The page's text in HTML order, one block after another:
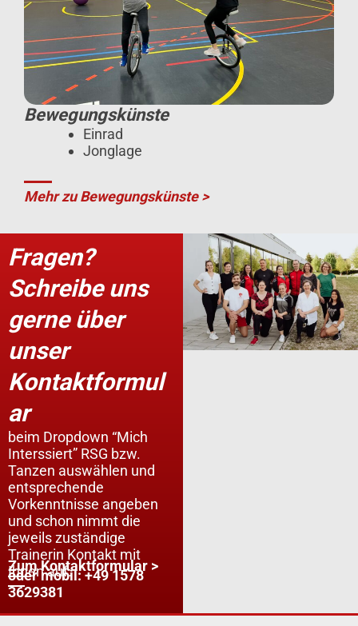
Bewegungskünste
Einrad
Jonglage
Mehr zu Bewegungskünste >
Fragen?
Schreibe uns
gerne über
unser
Kontaktformul
ar
beim Dropdown “Mich
Interssiert” RSG bzw.
Tanzen auswählen und
entsprechende
Vorkenntnisse angeben
und schon nimmt die
jeweils zuständige
Trainerin Kontakt mit
Ihnen auf.
Zum Kontaktformular >
oder mobil: +49 1578
3629381